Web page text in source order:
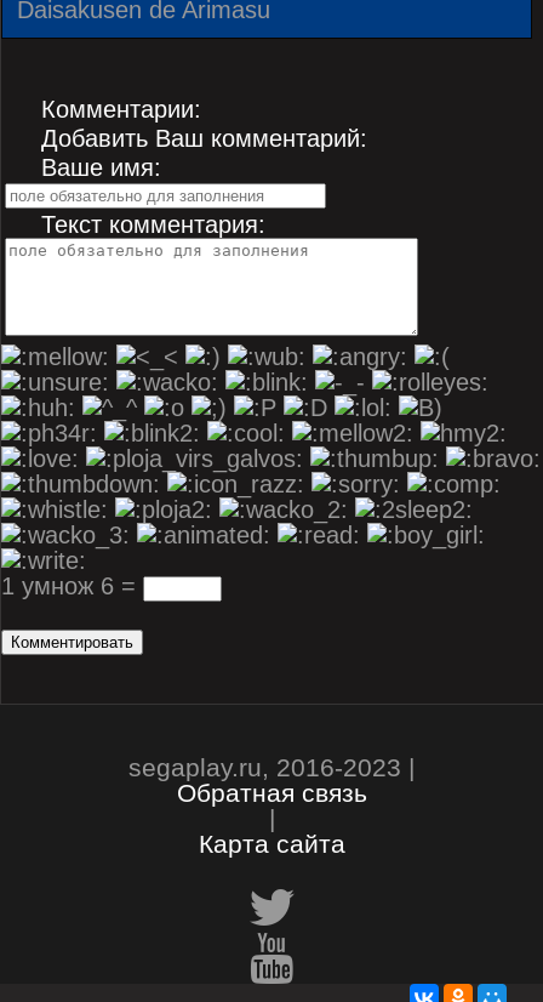
Комментарии:
Добавить Ваш комментарий:
Ваше имя:
Текст комментария:
1 умнож 6 =
segaplay.ru, 2016-2023 |
Обратная связь
|
Карта сайта